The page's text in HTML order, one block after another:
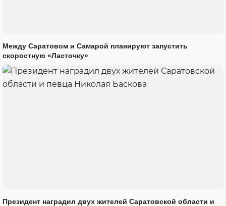
Между Саратовом и Самарой планируют запустить
скоростную «Ласточку»
Президент наградил двух жителей Саратовской области и